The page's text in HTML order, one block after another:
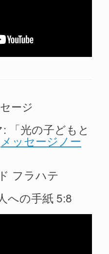
ージ
「光の子どもと
メッセージノー
フラハテ
への手紙 5:8